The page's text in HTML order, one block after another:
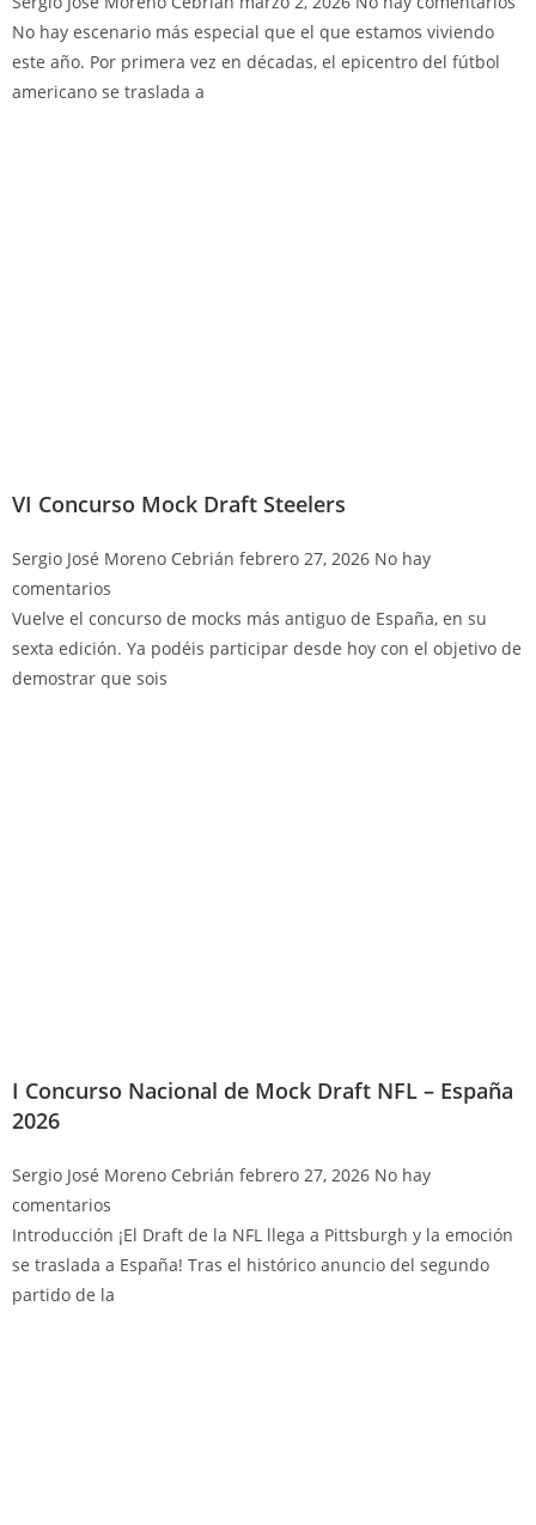
No hay escenario más especial que el que estamos viviendo
este año. Por primera vez en décadas, el epicentro del fútbol
americano se traslada a
VI Concurso Mock Draft Steelers
Sergio José Moreno Cebrián febrero 27, 2026 No hay
comentarios
Vuelve el concurso de mocks más antiguo de España, en su
sexta edición. Ya podéis participar desde hoy con el objetivo de
demostrar que sois
I Concurso Nacional de Mock Draft NFL – España
2026
Sergio José Moreno Cebrián febrero 27, 2026 No hay
comentarios
Introducción ¡El Draft de la NFL llega a Pittsburgh y la emoción
se traslada a España! Tras el histórico anuncio del segundo
partido de la